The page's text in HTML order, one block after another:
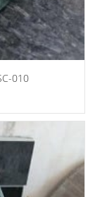
010